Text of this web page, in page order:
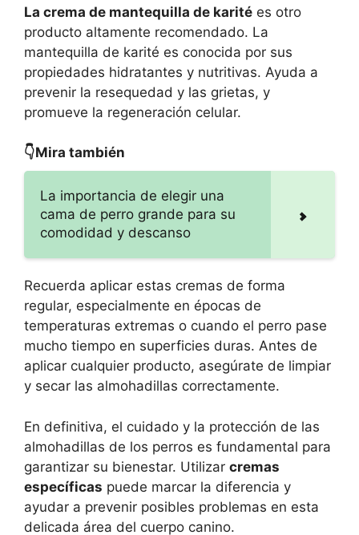
La crema de mantequilla de karité es otro
producto altamente recomendado. La
mantequilla de karité es conocida por sus
propiedades hidratantes y nutritivas. Ayuda a
prevenir la resequedad y las grietas, y
promueve la regeneración celular.
👇Mira también
La importancia de elegir una
cama de perro grande para su
comodidad y descanso
Recuerda aplicar estas cremas de forma
regular, especialmente en épocas de
temperaturas extremas o cuando el perro pase
mucho tiempo en superficies duras. Antes de
aplicar cualquier producto, asegúrate de limpiar
y secar las almohadillas correctamente.
En definitiva, el cuidado y la protección de las
almohadillas de los perros es fundamental para
garantizar su bienestar. Utilizar cremas
específicas puede marcar la diferencia y
ayudar a prevenir posibles problemas en esta
delicada área del cuerpo canino.